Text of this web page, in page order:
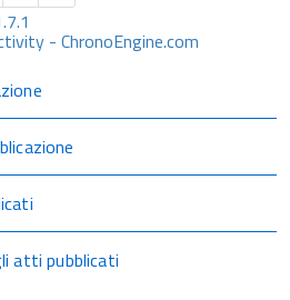
- ChronoEngine.com
atti pubblicati